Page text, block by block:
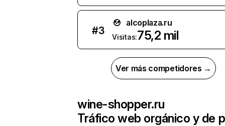
#3
alcoplaza.ru
Visitas:75,2 mil
Ver más competidores →
wine-shopper.ru
Tráfico web orgánico y de